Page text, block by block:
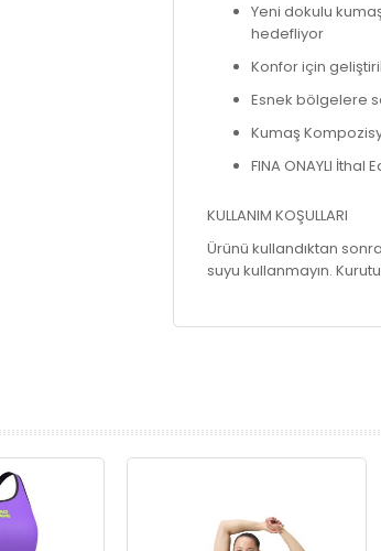
Yeni dokulu
hedefliyor
Konfor için
Esnek bölgelere
Kumaş
FINA ONAYLI İthal
KULLANIM KOŞULLARI
Ürünü kullandıktan
suyu kullanmayın.